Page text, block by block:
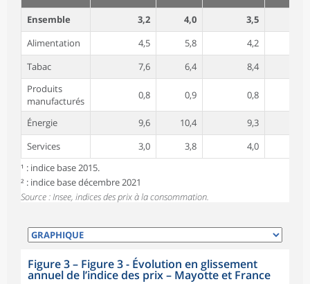
Ensemble 3,2 4,0 3,5
Alimentation
4,5 5,8 4,2
Tabac
7,6 6,4 8,4
Produits
manufacturés
0,8 0,9 0,8
Énergie 9,6 10,4 9,3
Services
3,0 3,8 4,0
¹ : indice base 2015.
² : indice base décembre 2021
Source : Insee, indices des prix à la consommation.
Figure 3– Figure 3 - Évolution en glissement
annuel de l’indice des prix – Mayotte et France